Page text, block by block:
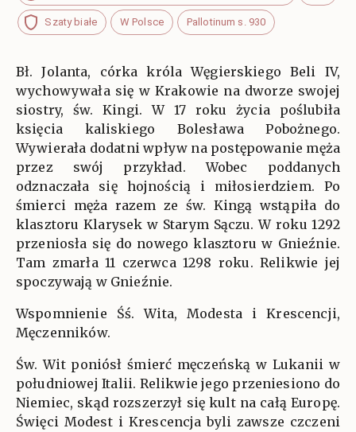
Szaty białe W Polsce Pallotinum s. 930
Bł. Jolanta, córka króla Węgierskiego Beli IV,
wychowywała się w Krakowie na dworze swojej
siostry, św. Kingi. W 17 roku życia poślubiła
księcia kaliskiego Bolesława Pobożnego.
Wywierała dodatni wpływ na postępowanie męża
przez swój przykład. Wobec poddanych
odznaczała się hojnością i miłosierdziem. Po
śmierci męża razem ze św. Kingą wstąpiła do
klasztoru Klarysek w Starym Sączu. W roku 1292
przeniosła się do nowego klasztoru w Gnieźnie.
Tam zmarła 11 czerwca 1298 roku. Relikwie jej
spoczywają w Gnieźnie.
Wspomnienie Śś. Wita, Modesta i Krescencji,
Męczenników.
Św. Wit poniósł śmierć męczeńską w Lukanii w
południowej Italii. Relikwie jego przeniesiono do
Niemiec, skąd rozszerzył się kult na całą Europę.
Święci Modest i Krescencja byli zawsze czczeni